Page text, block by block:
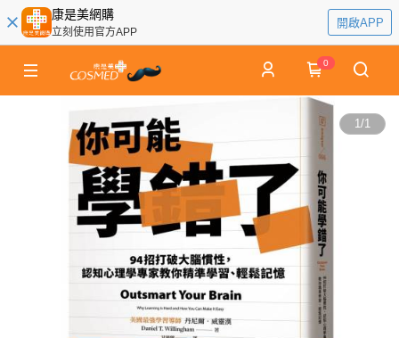
康是美網購
立刻使用官方APP
開啟APP
0
1/1